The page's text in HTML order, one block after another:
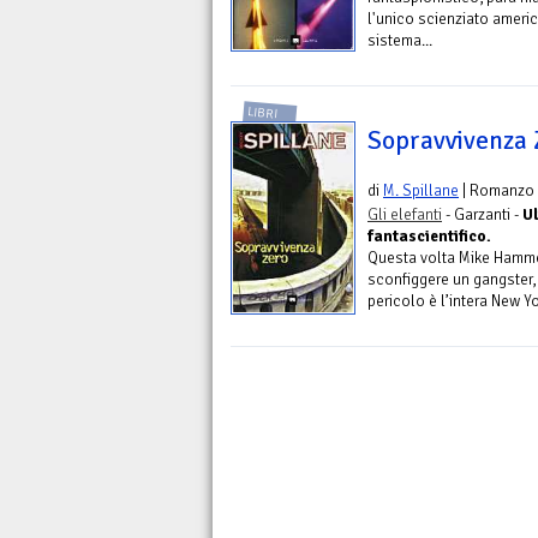
l'unico scienziato
sistema...
LIBRI
Sopravvivenza
di M. Spillane | Romanzo
Gli elefanti - Garzanti -
fantascientifico.
Questa volta Mike
sconfiggere un
pericolo è l’intera New